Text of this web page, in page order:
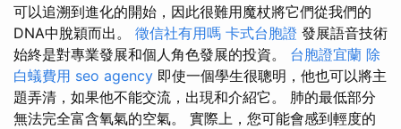
可以追溯到進化的開始，因此很難用魔杖將它們從我們的
DNA中脫穎而出。 徵信社有用嗎 卡式台胞證 發展語音技術
始終是對專業發展和個人角色發展的投資。 台胞證宜蘭 除
白蟻費用 seo agency 即使一個學生很聰明，他也可以將主
題弄清，如果他不能交流，出現和介紹它。 肺的最低部分
無法完全富含氧氣的空氣。 實際上，您可能會感到輕度的